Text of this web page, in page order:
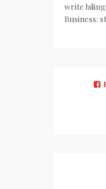
write
Business: